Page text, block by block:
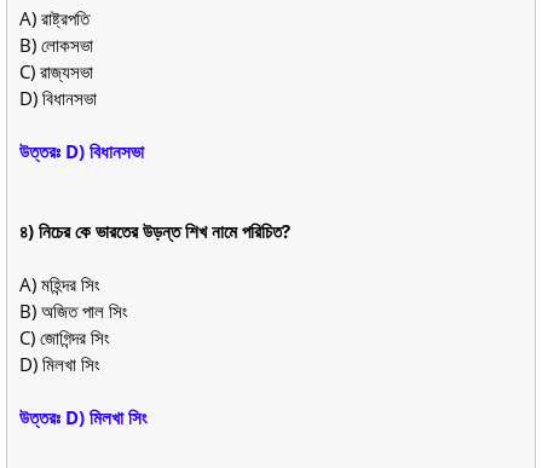
A) রাষ্ট্রপতি
B) লোকসভা
C) রাজ্যসভা
D) বিধানসভা
উত্তরঃ D) বিধানসভা
৪) নিচের কে ভারতের উড়ন্ত শিখ নামে পরিচিত?
A) মহিন্দর সিং
B) অজিত পাল সিং
C) জোগিন্দর সিং
D) মিলখা সিং
উত্তরঃ D) মিলখা সিং